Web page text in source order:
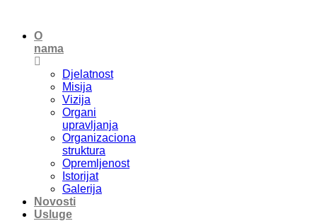
O
nama
Djelatnost
Misija
Vizija
Organi
upravljanja
Organizaciona
struktura
Opremljenost
Istorijat
Galerija
Novosti
Usluge